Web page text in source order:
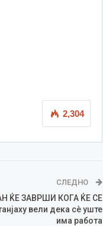
2,304
СЛЕДНО
ЌЕ ЗАВРШИ КОГА ЌЕ СЕ
вели дека сè уште
има работа